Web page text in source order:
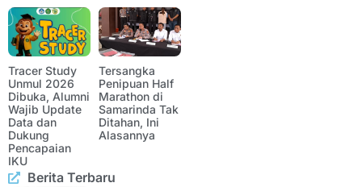
Tracer Study
Unmul 2026
Dibuka, Alumni
Wajib Update
Data dan
Dukung
Pencapaian
IKU
Tersangka
Penipuan Half
Marathon di
Samarinda Tak
Ditahan, Ini
Alasannya
Berita Terbaru